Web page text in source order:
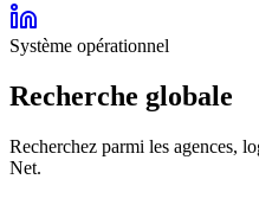
Système opérationnel
Recherche globale
Recherchez parmi les agences,
Net.